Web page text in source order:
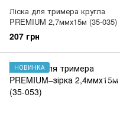
Ліска для тримера кругла
PREMIUM 2,7ммх15м (35-035)
207 грн
НОВИНКА